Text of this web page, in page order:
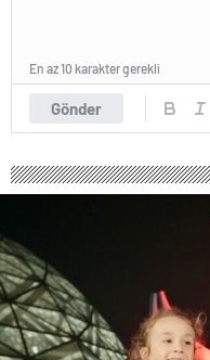
Gönder
En az 10 karakter gerekli